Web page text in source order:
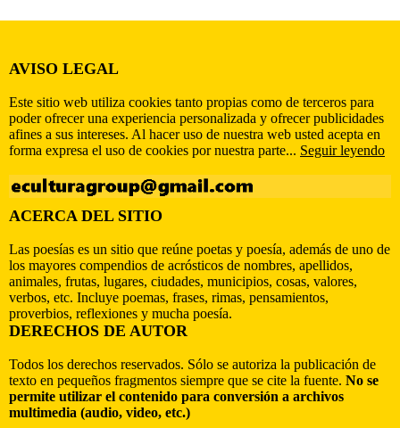
AVISO LEGAL
Este sitio web utiliza cookies tanto propias como de terceros para
poder ofrecer una experiencia personalizada y ofrecer publicidades
afines a sus intereses. Al hacer uso de nuestra web usted acepta en
forma expresa el uso de cookies por nuestra parte... Seguir leyendo
ACERCA DEL SITIO
Las poesías es un sitio que reúne poetas y poesía, además de uno de
los mayores compendios de acrósticos de nombres, apellidos,
animales, frutas, lugares, ciudades, municipios, cosas, valores,
verbos, etc. Incluye poemas, frases, rimas, pensamientos,
proverbios, reflexiones y mucha poesía.
DERECHOS DE AUTOR
Todos los derechos reservados. Sólo se autoriza la publicación de
texto en pequeños fragmentos siempre que se cite la fuente. No se
permite utilizar el contenido para conversión a archivos
multimedia (audio, video, etc.)